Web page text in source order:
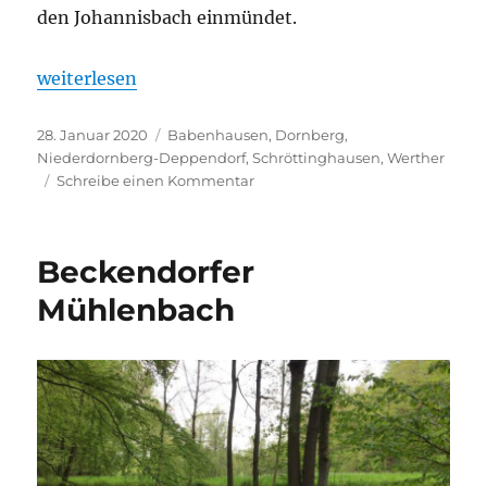
den Johannisbach einmündet.
„Schwarzbach“
weiterlesen
Veröffentlicht
am
28. Januar 2020 Kategorien
Babenhausen, Dornberg,
Niederdornberg-Deppendorf,Schröttinghausen,Werther
Schreibe einen Kommentarzu
Beckendorfer
Mühlenbach